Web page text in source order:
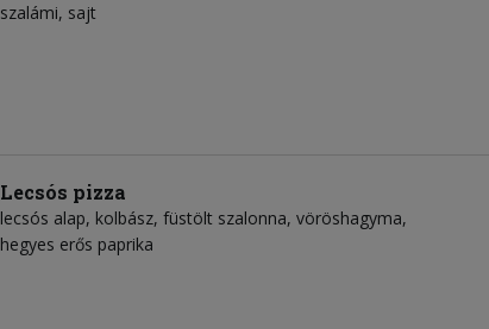
szalámi, sajt
Lecsós pizza
lecsós alap, kolbász, füstölt szalonna, vöröshagyma,
hegyes erős paprika